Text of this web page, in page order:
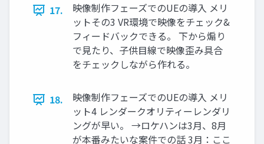
17.
映像制作フェーズでのUEの導入 メリ
ットその3 VR環境で映像をチェック&
フィードバックできる。 下から煽り
で見たり、子供目線で映像歪み具合
をチェックしながら作れる。
18.
映像制作フェーズでのUEの導入 メリ
ット4 レンダークオリティーレンダリ
ングが早い。 →ロケハンは3月、8月
が本番みたいな案件での話 3月：ここ